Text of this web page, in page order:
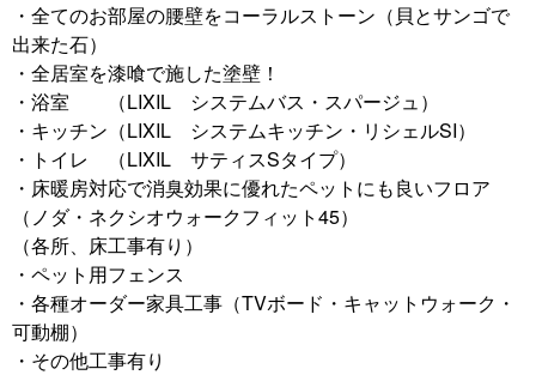
・全てのお部屋の腰壁をコーラルストーン（貝とサンゴで
出来た石）
・全居室を漆喰で施した塗壁！
・浴室 （LIXIL システムバス・スパージュ）
・キッチン（LIXIL システムキッチン・リシェルSI）
・トイレ （LIXIL サティスSタイプ）
・床暖房対応で消臭効果に優れたペットにも良いフロア
（ノダ・ネクシオウォークフィット45）
（各所、床工事有り）
・ペット用フェンス
・各種オーダー家具工事（TVボード・キャットウォーク・
可動棚）
・その他工事有り